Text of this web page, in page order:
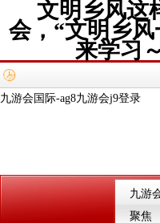
文明乡风这
会，“文明乡
来学习
九游会国际-ag8九游会j9登录
九游
聚焦